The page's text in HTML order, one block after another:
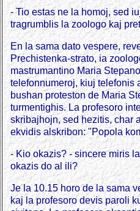
- Tio estas ne la homoj, sed
tragrumblis la zoologo kaj
En la sama dato vespere,
Prechistenka-strato, ia
mastrumantino Maria
telefonnumeroj, kiuj telefonis
bushan proteston de Maria
turmentighis. La profesoro
skribajhojn, sed hezitis, char
ekvidis alskribon: "Popola
- Kio okazis? - sincere miris
okazis do al ili?
Je la 10.15 horo de la sama
kaj la profesoro devis paroli